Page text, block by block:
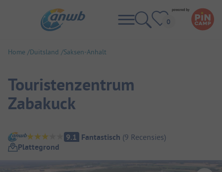
Home Duitsland Saksen-Anhalt
Touristenzentrum
Zabakuck
Camping overzicht
9.1 Fantastisch (9 Recensies)
Plattegrond